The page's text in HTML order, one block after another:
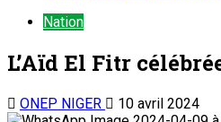
Nation
L’Aïd El Fitr
ONEP NIGER 10 avril 2024